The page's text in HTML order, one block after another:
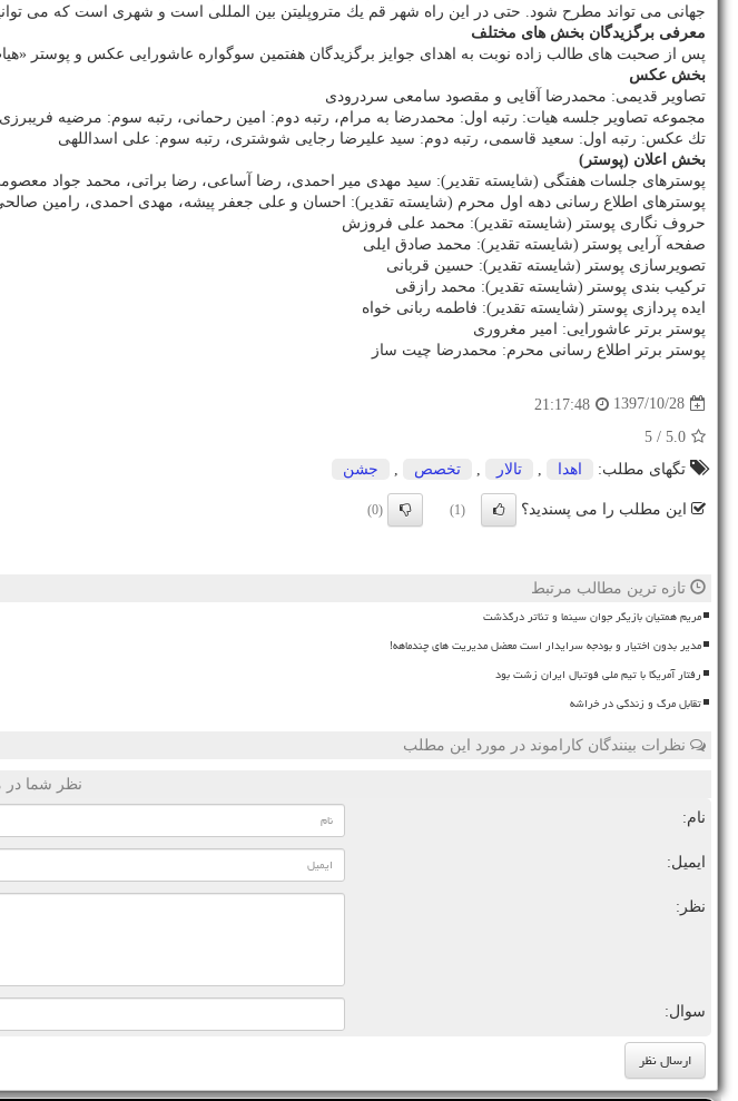
جهانی می تواند مطرح شود. حتی در این راه شهر قم یك متروپلیتن بین المللی است و شهری است كه می
معرفی برگزیدگان بخش های مختلف
پس از صحبت های طالب زاده نوبت به اهدای جوایز برگزیدگان هفتمین سوگواره عاشورایی عكس و پوستر
بخش عكس
تصاویر قدیمی: محمدرضا آقایی و مقصود سامعی سردرودی
مجموعه تصاویر جلسه هیات: رتبه اول: محمدرضا به مرام، رتبه دوم: امین رحمانی، رتبه سوم: مرضیه
تك عكس: رتبه اول: سعید قاسمی، رتبه دوم: سید علیرضا رجایی شوشتری، رتبه سوم: علی اسداللهی
بخش اعلان (پوستر)
پوسترهای جلسات هفتگی (شایسته تقدیر): سید مهدی میر احمدی، رضا آساعی، رضا براتی، محمد جواد
پوسترهای اطلاع رسانی دهه اول محرم (شایسته تقدیر): احسان و علی جعفر پیشه، مهدی احمدی، رامین
حروف نگاری پوستر (شایسته تقدیر): محمد علی فروزش
صفحه آرایی پوستر (شایسته تقدیر): محمد صادق ایلی
تصویرسازی پوستر (شایسته تقدیر): حسین قربانی
تركیب بندی پوستر (شایسته تقدیر): محمد رازقی
ایده پردازی پوستر (شایسته تقدیر): فاطمه ربانی خواه
پوستر برتر عاشورایی: امیر مغروری
پوستر برتر اطلاع رسانی محرم: محمدرضا چیت ساز
1397/10/28
21:17:48
5.0
/ 5
تگهای مطلب:
اهدا تالار تخصص جشن
این مطلب را می پسندید؟ (1)
(0)
تازه ترین مطالب مرتبط
مریم همتیان بازیگر جوان سینما و تئاتر درگذشت
مدیر بدون اختیار و بودجه سرایدار است معضل مدیریت های چندماهه!
رفتار آمریکا با تیم ملی فوتبال ایران زشت بود
تقابل مرگ و زندگی در خراشه
نظرات بینندگان کاراموند در مورد این مطلب
نظر شما در
نام:
ایمیل:
نظر:
سوال: